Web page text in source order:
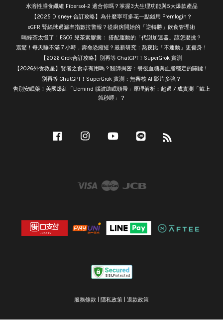
水溶性膳食纖維 Fibersol-2 適合你嗎？掌握3大生理功能與5大爆款產品
【2025 Disney+ 合訂攻略】為什麼寧可多花一點錢用 Premlogin？
eGFR 腎絲球過濾率指數拉警報？從廚房開始的「逆轉勝」飲食管理術
喝綠茶太慢了！EGCG 兒茶素膠囊： 搭配運動的「代謝加速器」該怎麼挑？
震驚！每天睡不滿 7 小時，壽命恐縮短？最新研究：熬夜比「不運動」更傷身！
【2026 Grok合訂攻略】別再等 ChatGPT！SuperGrok 實測
【2026外食救星】賢者之食卓有用嗎？醫師揭密：餐後血糖與血脂穩定的關鍵！
別再等 ChatGPT！SuperGrok 實測：無審核 AI 影片多強？
告別安眠藥！美國爆紅「Elemind 腦波助眠頭帶」原理解析：超過 7 成實測「戴上
就秒睡」？
Facebook Instagram YouTube
Visa Master
服務條款 隱私政策 退款政策